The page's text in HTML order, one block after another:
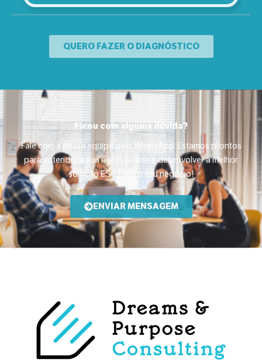
QUERO FAZER O DIAGNÓSTICO
Ficou com alguma dúvida?
Fale com a nossa equipe pelo WhatsApp. Estamos prontos
para entender a sua necessidade e desenvolver a melhor
solução ESG para o seu negócio!
ENVIAR MENSAGEM